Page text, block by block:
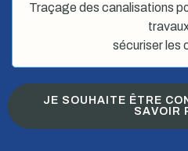
Traçage des canalisations
sécuriser les
JE SOUHAITE ÊTRE
SAVOIR